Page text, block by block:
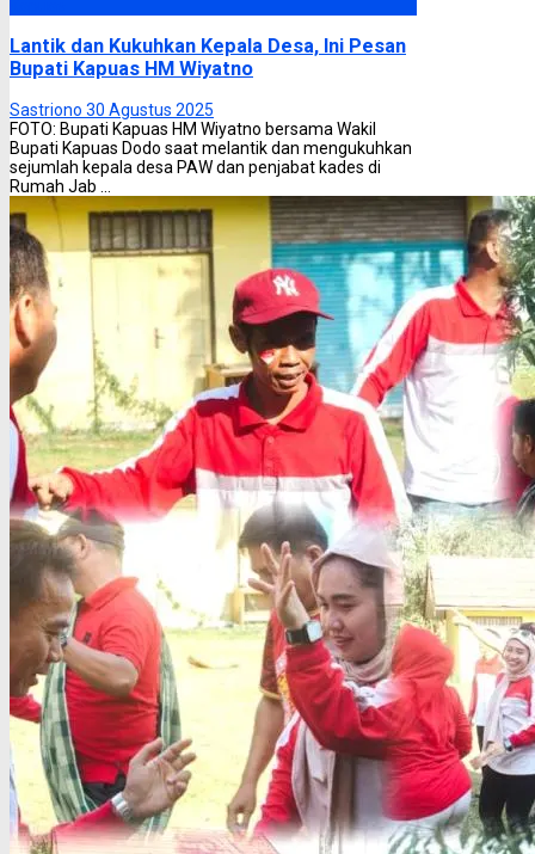
Lantik dan Kukuhkan Kepala Desa, Ini Pesan
Bupati Kapuas HM Wiyatno
Sastriono 30 Agustus 2025
FOTO: Bupati Kapuas HM Wiyatno bersama Wakil
Bupati Kapuas Dodo saat melantik dan mengukuhkan
sejumlah kepala desa PAW dan penjabat kades di
Rumah Jab ...